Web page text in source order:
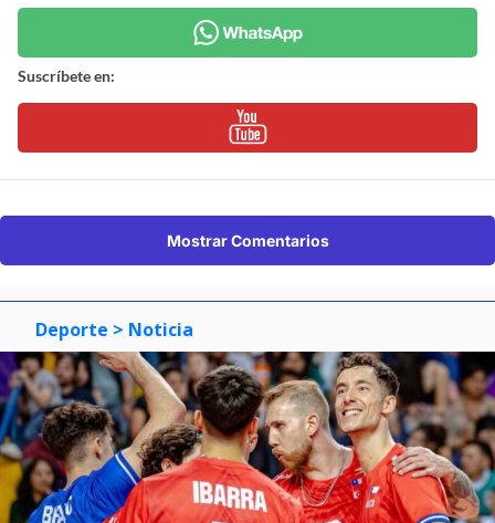
Suscríbete en:
Mostrar Comentarios
Deporte > Noticia